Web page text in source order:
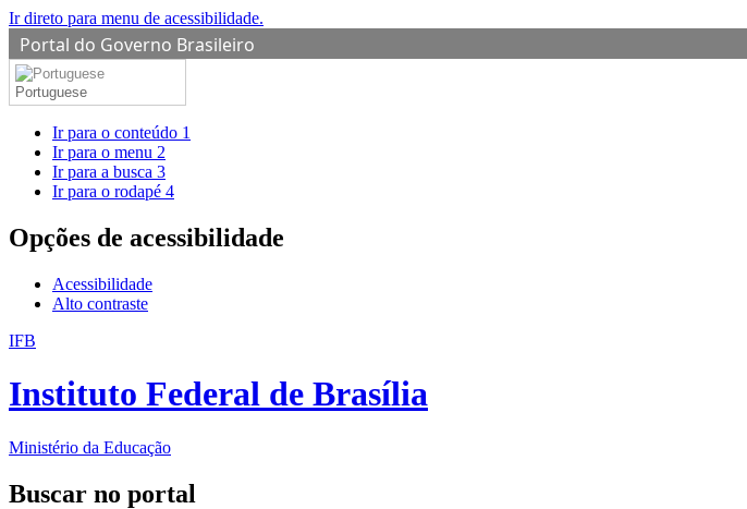
Ir direto para menu de acessibilidade.
Portal do Governo Brasileiro
Portuguese
Ir para o conteúdo 1
Ir para o menu 2
Ir para a busca 3
Ir para o rodapé 4
Opções de acessibilidade
Acessibilidade
Alto contraste
IFB
Instituto Federal de Brasília
Ministério da Educação
Buscar no portal